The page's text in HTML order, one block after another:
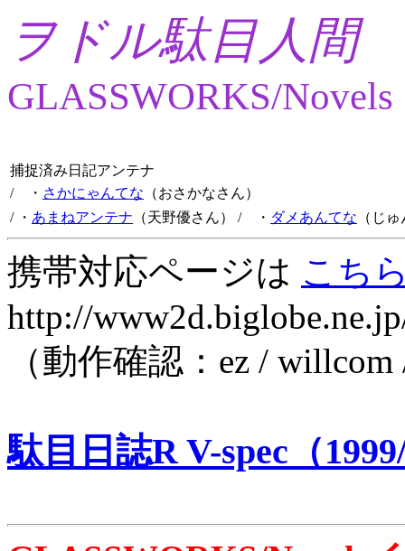
ヲドル駄目人間
GLASSWORKS/Novels
捕捉済み日記アンテナ
/ ・ さかにゃんてな （おさかなさん）
/ ・ あまねアンテナ （天野優さん） / ・ ダメあんてな （じ
携帯対応ページは こち
http://
（動作確認：ez /
駄目日誌R V-spec（